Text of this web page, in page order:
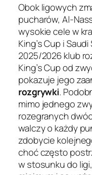
Obok ligowych
pucharów, Al-
wysokie cele w
King’s Cup i
2025/2026 klub
King’s Cup od
pokazuje jego
rozgrywki.
mimo jednego
rozegranych
walczy o każdy
zdobycie
choć często
w stosunku do